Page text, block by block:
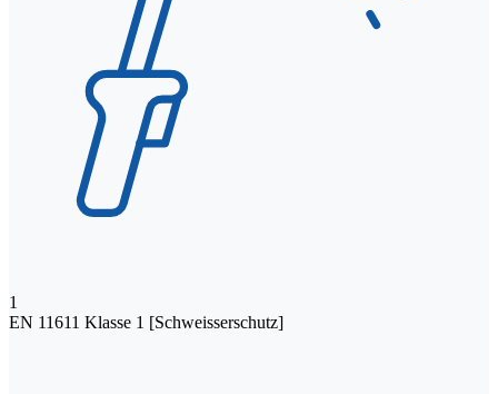
1
EN 11611 Klasse 1 [Schweisserschutz]